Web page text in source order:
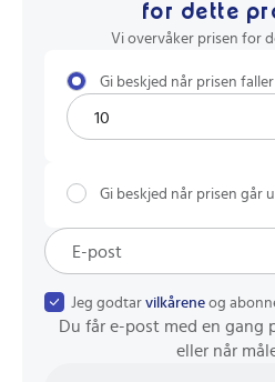
for dette
Vi overvåker prisen for
Gi beskjed når prisen faller
Gi beskjed når prisen går
Jeg godtar vilkårene og
Du får e-post med en gang
eller når